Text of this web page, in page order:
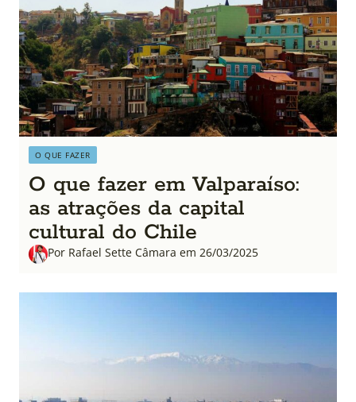
O QUE FAZER
O que fazer em Valparaíso:
as atrações da capital
cultural do Chile
Por Rafael Sette Câmara em 26/03/2025